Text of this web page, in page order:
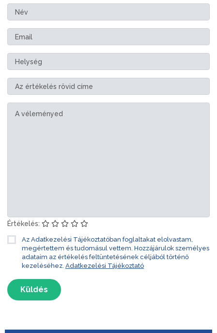
Értékelés:
Az Adatkezelési Tájékoztatóban foglaltakat elolvastam,
megértettem és tudomásul vettem. Hozzájárulok személyes
adataim az értékelés feltüntetésének céljából történő
kezeléséhez. Adatkezelési Tájékoztató
Küldés